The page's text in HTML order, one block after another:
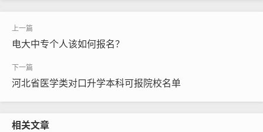
电大中专个人该如何报名？
河北省医学类对口升学本科可报院校名单
相关文章